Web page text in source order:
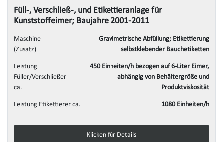
Füll-, Verschließ-, und Etikettieranlage für
Kunststoffeimer; Baujahre 2001-2011
Maschine
(Zusatz)
Gravimetrische Abfüllung; Etikettierung
selbstklebender Bauchetiketten
Leistung
Füller/Verschließer
ca.
450 Einheiten/h bezogen auf 6-Liter Eimer,
abhängig von Behältergröße und
Produktviskosität
Leistung Etikettierer ca. 1080 Einheiten/h
Klicken für Details